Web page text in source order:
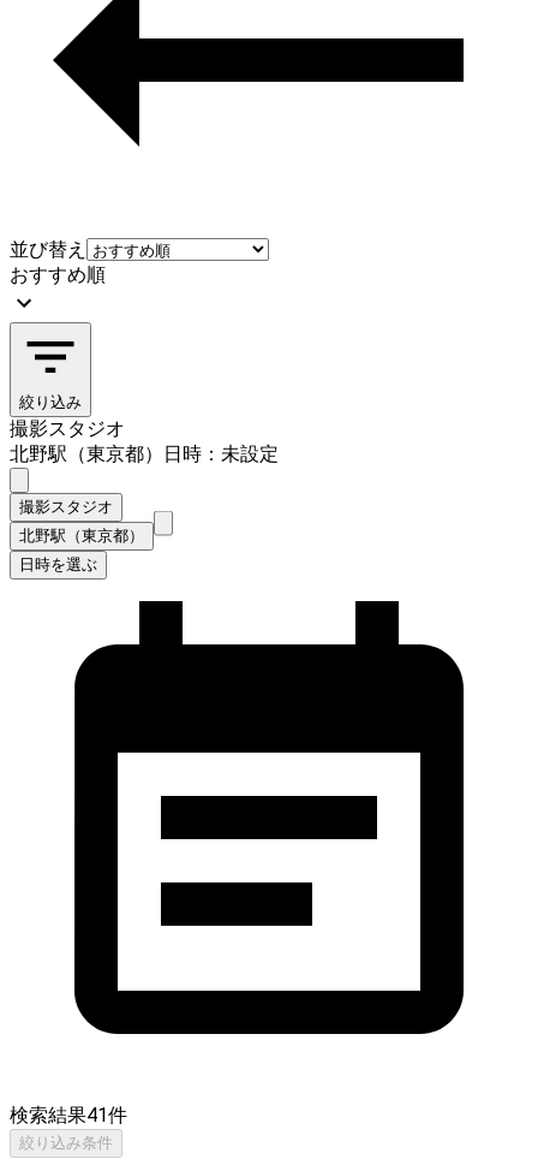
並び替え
おすすめ順
絞り込み
撮影スタジオ
北野駅（東京都）
日時：未設定
撮影スタジオ
北野駅（東京都）
日時を選ぶ
検索結果41件
絞り込み条件